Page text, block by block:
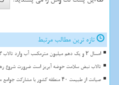
تازه ترین مطالب مرتبط
امسال ۲ و یک دهم میلیون مترمکعب آب وارد تالاب گاوخونی شد
تالاب نبض سلامت حوضه آبریز است ضرورت شروع
صیانت از طبیعت ۴۰ منطقه کشور با مشارکت جوامع محلی